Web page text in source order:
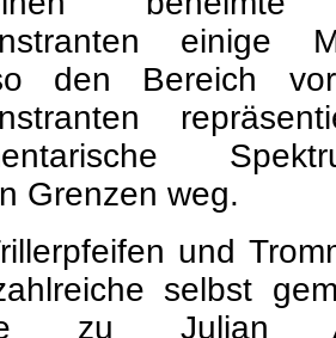
Grenzen weg.
und
selbst
zu Julian
und gegen die
Anzeiger, Quelle: